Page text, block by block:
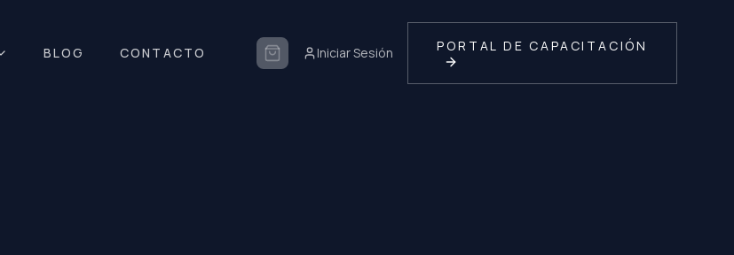
BLOG CONTACTO Iniciar Sesión PORTAL DE CAPACITACIÓN